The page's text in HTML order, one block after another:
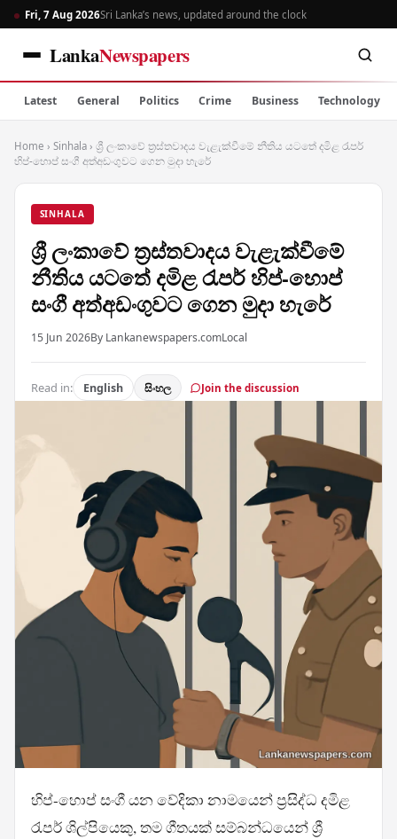
Fri, 7 Aug 2026Sri Lanka’s news, updated around the clock
LankaNewspapers
Latest General Politics Crime Business Technology
Home › Sinhala › ශ්‍රී ලංකාවේ ත්‍රස්තවාදය වැළැක්වීමේ නීතිය යටතේ දමිළ රැපර්
හිප්-හොප් සංගී අත්අඩංගුවට ගෙන මුදා හැරේ
SINHALA
ශ්‍රී ලංකාවේ ත්‍රස්තවාදය වැළැක්වීමේ
නීතිය යටතේ දමිළ රැපර් හිප්-හොප්
සංගී අත්අඩංගුවට ගෙන මුදා හැරේ
15 Jun 2026By Lankanewspapers.comLocal
Read in: English සිංහල Join the discussion
හිප්-හොප් සංගී යන වේදිකා නාමයෙන් ප්‍රසිද්ධ දමිළ
රැපර් ශිල්පියෙකු, තම ගීතයක් සම්බන්ධයෙන් ශ්‍රී